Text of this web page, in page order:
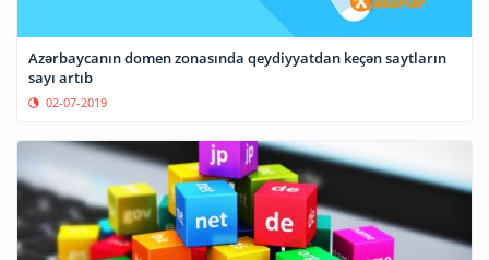
Azərbaycanın domen zonasında qeydiyyatdan keçən saytların
sayı artıb
02-07-2019